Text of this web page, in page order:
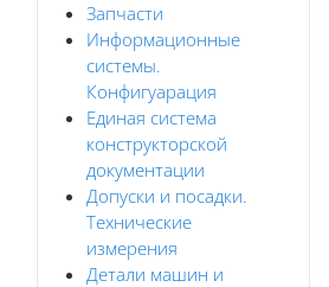
Запчасти
Информационные
системы.
Конфигуарация
Единая система
конструкторской
документации
Допуски и посадки.
Технические
измерения
Детали машин и